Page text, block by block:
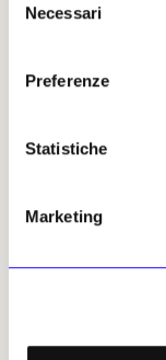
delNecessari
Preferenze
Statistiche
Marketing